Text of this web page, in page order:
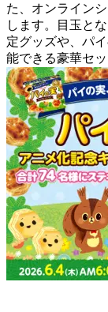
た、オンライン
します。目玉と
定グッズや、パ
能できる豪華セ